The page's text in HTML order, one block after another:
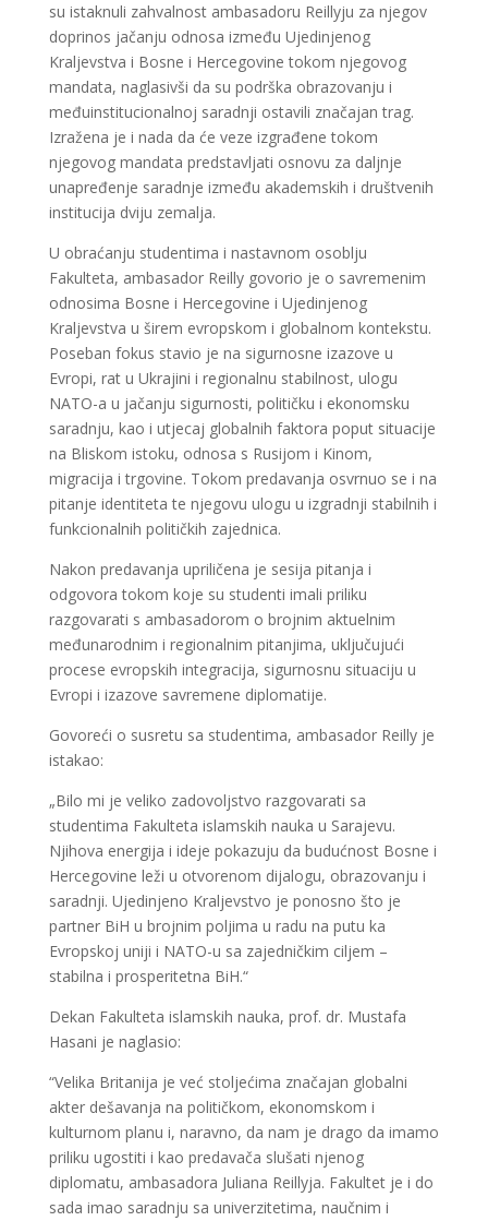
su istaknuli zahvalnost ambasadoru Reillyju za njegov
doprinos jačanju odnosa između Ujedinjenog
Kraljevstva i Bosne i Hercegovine tokom njegovog
mandata, naglasivši da su podrška obrazovanju i
međuinstitucionalnoj saradnji ostavili značajan trag.
Izražena je i nada da će veze izgrađene tokom
njegovog mandata predstavljati osnovu za daljnje
unapređenje saradnje između akademskih i društvenih
institucija dviju zemalja.
U obraćanju studentima i nastavnom osoblju
Fakulteta, ambasador Reilly govorio je o savremenim
odnosima Bosne i Hercegovine i Ujedinjenog
Kraljevstva u širem evropskom i globalnom kontekstu.
Poseban fokus stavio je na sigurnosne izazove u
Evropi, rat u Ukrajini i regionalnu stabilnost, ulogu
NATO-a u jačanju sigurnosti, političku i ekonomsku
saradnju, kao i utjecaj globalnih faktora poput situacije
na Bliskom istoku, odnosa s Rusijom i Kinom,
migracija i trgovine. Tokom predavanja osvrnuo se i na
pitanje identiteta te njegovu ulogu u izgradnji stabilnih i
funkcionalnih političkih zajednica.
Nakon predavanja upriličena je sesija pitanja i
odgovora tokom koje su studenti imali priliku
razgovarati s ambasadorom o brojnim aktuelnim
međunarodnim i regionalnim pitanjima, uključujući
procese evropskih integracija, sigurnosnu situaciju u
Evropi i izazove savremene diplomatije.
Govoreći o susretu sa studentima, ambasador Reilly je
istakao:
„Bilo mi je veliko zadovoljstvo razgovarati sa
studentima Fakulteta islamskih nauka u Sarajevu.
Njihova energija i ideje pokazuju da budućnost Bosne i
Hercegovine leži u otvorenom dijalogu, obrazovanju i
saradnji. Ujedinjeno Kraljevstvo je ponosno što je
partner BiH u brojnim poljima u radu na putu ka
Evropskoj uniji i NATO-u sa zajedničkim ciljem –
stabilna i prosperitetna BiH.“
Dekan Fakulteta islamskih nauka, prof. dr. Mustafa
Hasani je naglasio:
“Velika Britanija je već stoljećima značajan globalni
akter dešavanja na političkom, ekonomskom i
kulturnom planu i, naravno, da nam je drago da imamo
priliku ugostiti i kao predavača slušati njenog
diplomatu, ambasadora Juliana Reillyja. Fakultet je i do
sada imao saradnju sa univerzitetima, naučnim i